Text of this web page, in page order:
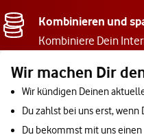
Kombinieren und
Kombiniere Dein
Wir machen Dir
Wir kündigen Deinen
Du zahlst bei uns erst,
Du bekommst mit uns